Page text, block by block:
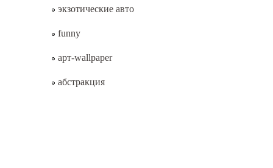
экзотические авто
funny
арт-wallpaper
абстракция